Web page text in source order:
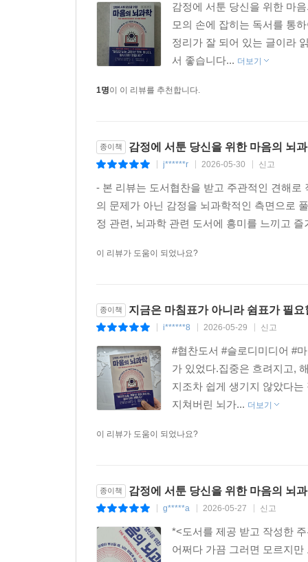
그룹은 볼펜을 입술로만 물게 해서(찡그린 표정)
험 결과는 정말 놀라웠어요. 똑같은 만화였지만,
--- p.102
우리는 너무 바쁘게 살고 있습니다. 밥을 먹으면
정되는 변화를 경험하게 될 거예요. 마음의 근육은
우리가 스트레스를 ‘위협Threat’으로 인식하느냐
제이미슨Jeremy Jamison 교수의 연구에 따르면,
우리 뇌의 깊은 곳에는 ‘기저핵Basal Ganglia’이
일어나서 양치질하고, 밥을 먹고, 운전해서 회사
해 볼까?’라고 생각하지 않잖아요? 기저핵이 알
비를 줄이는 일입니다. 뇌는 생각보다 많은 에너
저핵에 ‘패턴’으로 저장해 두고, 생각(전전두엽)
라우마)을 쉽게 지우지 못합니다. 대신 뇌는, 그
는 종소리만 들어도 벌벌 떨죠(공포 학습). 그런
지 않습니다. ‘어? 종소리가 울려도 안전하네?’라
에서는 획기적인 변화가 일어납니다. 이성의 뇌인
이 책을 적극 추천합니다.
- 이미나 (광신대학교 휴먼서비스교육학과 교수)
마음과 뇌를 이해하면 정서적 안정을 얻고, 자
만합니다. 이 책은 마음의 건강과 뇌과학에 기반
감정에 서툰 당신을 위한 마
모의 손에 잡히는 독서를 통
정리가 잘 되어 있는 글이라
서 좋습니다... 더보기
1명이 이 리뷰를 추천합니다.
종이책 감정에 서툰 당신을 위한 마음의 뇌
j******r 2026-05-30 신고
- 본 리뷰는 도서협찬을 받고 주관적인 견해
의 문제가 아닌 감정을 뇌과학적인 측면으로
정 관련, 뇌과학 관련 도서에 흥미를 느끼고
이 리뷰가 도움이 되었나요?
종이책 지금은 마침표가 아니라 쉼표가 필요
i******8 2026-05-29 신고
#협찬도서 #슬로디미디어 #
가 있었다.집중은 흐려지고,
지조차 쉽게 생기지 않았다
지쳐버린 뇌가... 더보기
이 리뷰가 도움이 되었나요?
종이책 감정에 서툰 당신을 위한 마음의 뇌
g*****a 2026-05-27 신고
*<도서를 제공 받고 작성한
어쩌다 가끔 그러면 모르지